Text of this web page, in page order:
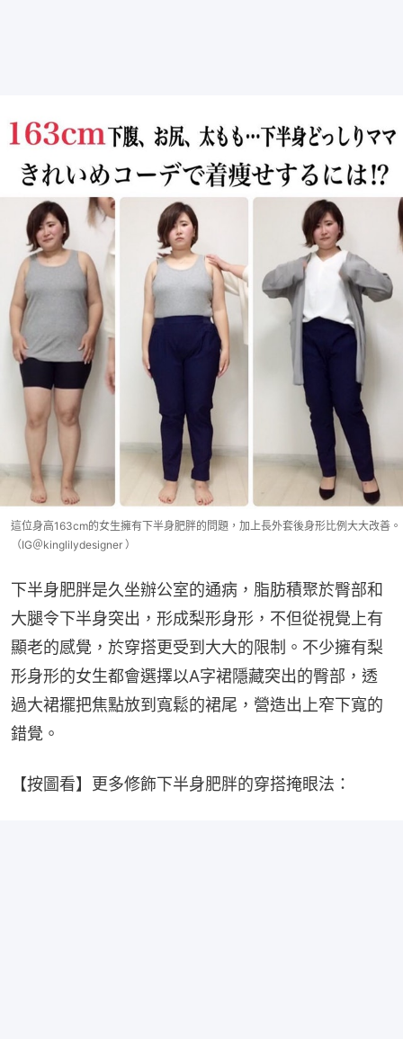
這位身高163cm的女生擁有下半身肥胖的問題，加上長外套後身形比例大大改善。
（IG＠kinglilydesigner ）
下半身肥胖是久坐辦公室的通病，脂肪積聚於臀部和
大腿令下半身突出，形成梨形身形，不但從視覺上有
顯老的感覺，於穿搭更受到大大的限制。不少擁有梨
形身形的女生都會選擇以A字裙隱藏突出的臀部，透
過大裙擺把焦點放到寬鬆的裙尾，營造出上窄下寬的
錯覺。
【按圖看】更多修飾下半身肥胖的穿搭掩眼法：